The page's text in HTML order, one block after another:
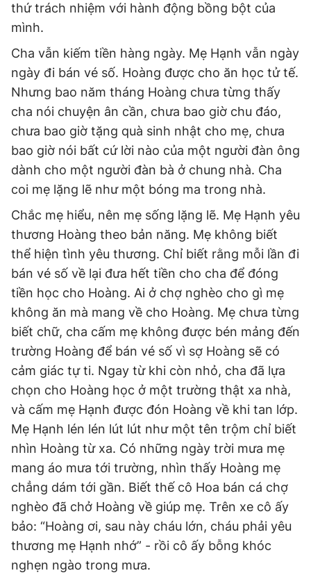
thứ trách nhiệm với hành động bồng bột của
mình.
Cha vẫn kiếm tiền hàng ngày. Mẹ Hạnh vẫn ngày
ngày đi bán vé số. Hoàng được cho ăn học tử tế.
Nhưng bao năm tháng Hoàng chưa từng thấy
cha nói chuyện ân cần, chưa bao giờ chu đáo,
chưa bao giờ tặng quà sinh nhật cho mẹ, chưa
bao giờ nói bất cứ lời nào của một người đàn ông
dành cho một người đàn bà ở chung nhà. Cha
coi mẹ lặng lẽ như một bóng ma trong nhà.
Chắc mẹ hiểu, nên mẹ sống lặng lẽ. Mẹ Hạnh yêu
thương Hoàng theo bản năng. Mẹ không biết
thể hiện tình yêu thương. Chỉ biết rằng mỗi lần đi
bán vé số về lại đưa hết tiền cho cha để đóng
tiền học cho Hoàng. Ai ở chợ nghèo cho gì mẹ
không ăn mà mang về cho Hoàng. Mẹ chưa từng
biết chữ, cha cấm mẹ không được bén mảng đến
trường Hoàng để bán vé số vì sợ Hoàng sẽ có
cảm giác tự ti. Ngay từ khi còn nhỏ, cha đã lựa
chọn cho Hoàng học ở một trường thật xa nhà,
và cấm mẹ Hạnh được đón Hoàng về khi tan lớp.
Mẹ Hạnh lén lén lút lút như một tên trộm chỉ biết
nhìn Hoàng từ xa. Có những ngày trời mưa mẹ
mang áo mưa tới trường, nhìn thấy Hoàng mẹ
chẳng dám tới gần. Biết thế cô Hoa bán cá chợ
nghèo đã chở Hoàng về giúp mẹ. Trên xe cô ấy
bảo: “Hoàng ơi, sau này cháu lớn, cháu phải yêu
thương mẹ Hạnh nhớ” - rồi cô ấy bỗng khóc
nghẹn ngào trong mưa.